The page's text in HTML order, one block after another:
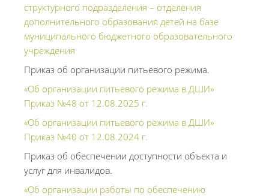
структурного подразделения – отделения
дополнительного образования детей на базе
муниципального бюджетного образовательного
учреждения
Приказ об организации питьевого режима.
«Об организации питьевого режима в ДШИ»
Приказ №48 от 12.08.2025 г.
«Об организации питьевого режима в ДШИ»
Приказ №40 от 12.08.2024 г.
Приказ об обеспечении доступности объекта и
услуг для инвалидов.
«Об организации работы по обеспечению